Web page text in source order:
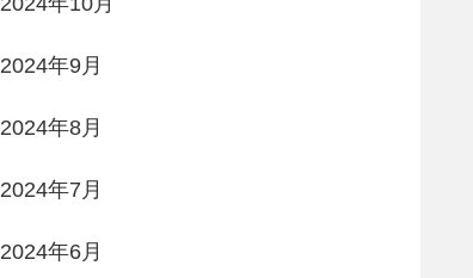
2024年9月
2024年8月
2024年7月
2024年6月